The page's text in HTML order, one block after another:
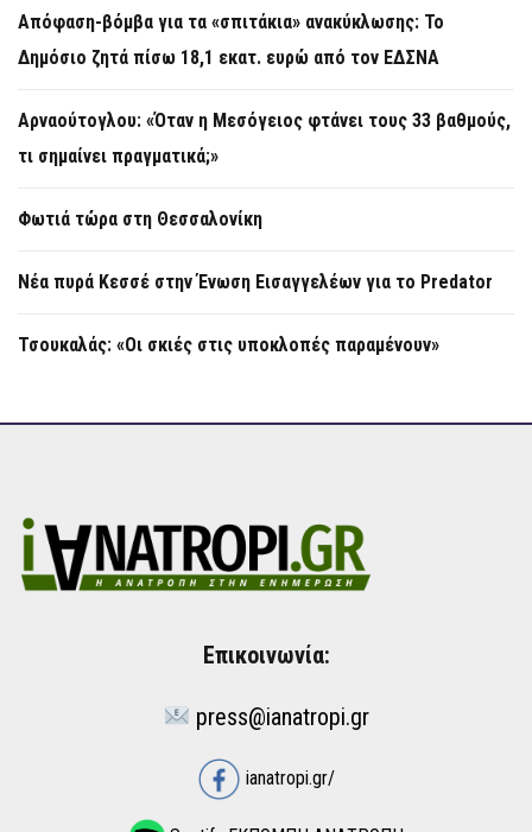
Απόφαση-βόμβα για τα «σπιτάκια» ανακύκλωσης: Το
Δημόσιο ζητά πίσω 18,1 εκατ. ευρώ από τον ΕΔΣΝΑ
Αρναούτογλου: «Όταν η Μεσόγειος φτάνει τους 33 βαθμούς,
τι σημαίνει πραγματικά;»
Φωτιά τώρα στη Θεσσαλονίκη
Νέα πυρά Κεσσέ στην Ένωση Εισαγγελέων για το Predator
Τσουκαλάς: «Οι σκιές στις υποκλοπές παραμένουν»
Επικοινωνία:
press@ianatropi.gr
ianatropi.gr/